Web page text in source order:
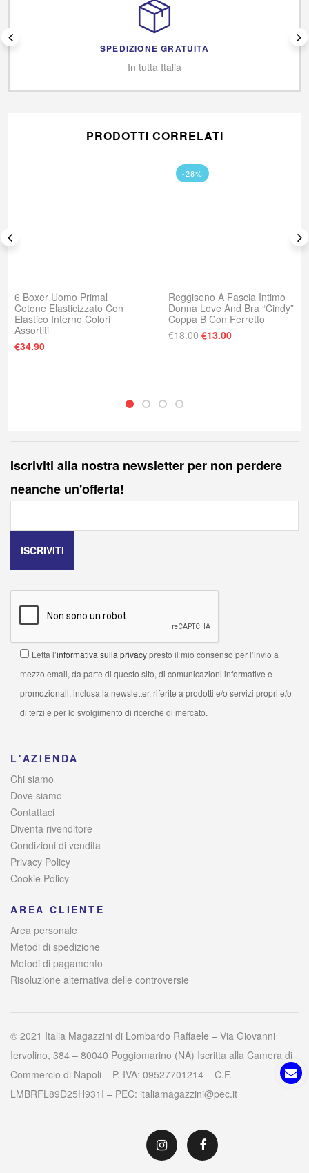
SPEDIZIONE GRATUITA
In tutta Italia
PRODOTTI CORRELATI
6 Boxer Uomo Primal
Cotone Elasticizzato Con
Elastico Interno Colori
Assortiti
€34.90
-28%
Reggiseno A Fascia Intimo
Donna Love And Bra “Cindy”
Coppa B Con Ferretto
€18.00 Il prezzo originale
€13.00Il prezzo
Iscriviti alla nostra newsletter per non perdere
neanche un'offerta!
Letta l’informativa sulla privacypresto il mio consenso per l’invio a
mezzo email, da parte di questo sito, di comunicazioni informative e
promozionali, inclusa la newsletter, riferite a prodotti e/o servizi propri e/o
di terzi e per lo svolgimento di ricerche di mercato.
L'AZIENDA
Chi siamo
Dove siamo
Contattaci
Diventa rivenditore
Condizioni di vendita
Privacy Policy
Cookie Policy
AREA CLIENTE
Area personale
Metodi di spedizione
Metodi di pagamento
Risoluzione alternativa delle controversie
© 2021 Italia Magazzini di Lombardo Raffaele – Via Giovanni
Iervolino, 384 – 80040 Poggiomarino (NA) Iscritta alla Camera di
Commercio di Napoli – P. IVA: 09527701214 – C.F.
LMBRFL89D25H931I – PEC: italiamagazzini@pec.it